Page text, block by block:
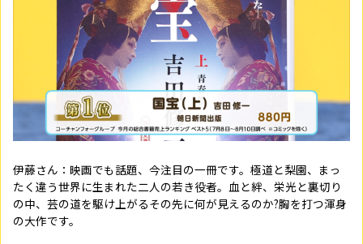
伊藤さん：映画でも話題、今注目の一冊です。極道と梨園、まっ
たく違う世界に生まれた二人の若き役者。血と絆、栄光と裏切り
の中、芸の道を駆け上がるその先に何が見えるのか?胸を打つ渾身
の大作です。